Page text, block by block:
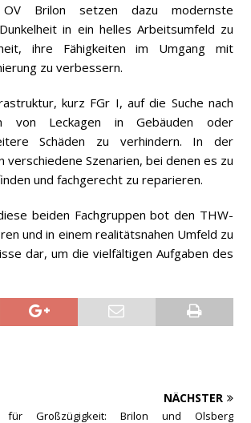
Brilon setzen dazu modernste
in ein helles Arbeitsumfeld zu
ihre Fähigkeiten im Umgang mit
zu verbessern.
kurz FGr I, auf die Suche nach
von Leckagen in Gebäuden oder
Schäden zu verhindern. In der
Szenarien, bei denen es zu
und fachgerecht zu reparieren.
beiden Fachgruppen bot den THW-
und in einem realitätsnahen Umfeld zu
dar, um die vielfältigen Aufgaben des
NÄCHSTER
für Großzügigkeit: Brilon und Olsberg